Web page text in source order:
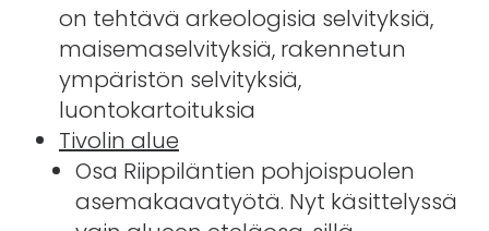
on tehtävä arkeologisia selvityksiä,
maisemaselvityksiä, rakennetun
ympäristön selvityksiä,
luontokartoituksia
Tivolin alue
Osa Riippiläntien pohjoispuolen
asemakaavatyötä. Nyt käsittelyssä